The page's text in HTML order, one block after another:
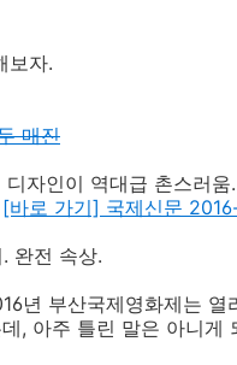
보자.
매진
자인이 역대급 촌스러움.
[바로 가기] 국제신문
완전 속상.
년 부산국제영화제는 열
, 아주 틀린 말은 아니게